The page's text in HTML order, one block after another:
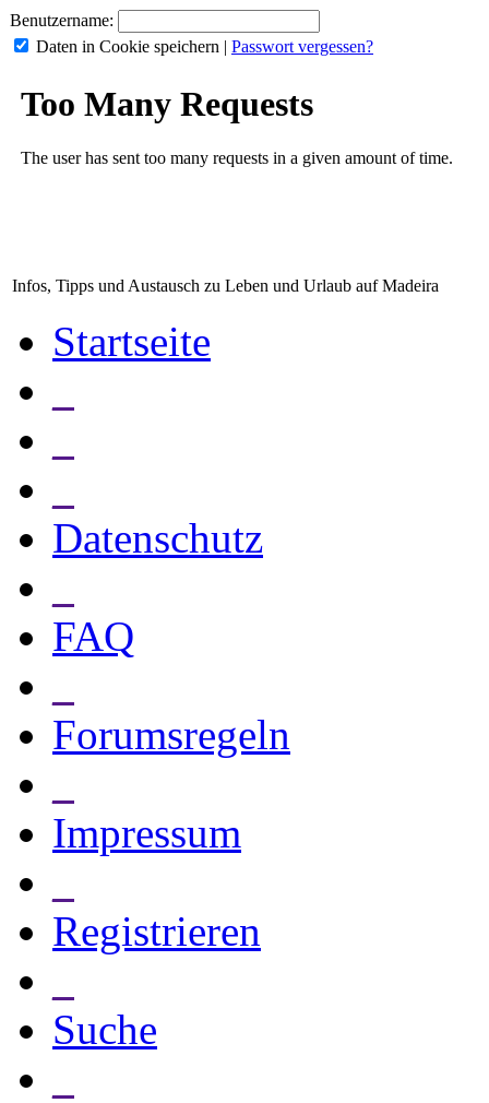
Benutzername:
Daten in Cookie speichern | Passwort vergessen?
Infos, Tipps und Austausch zu Leben und Urlaub auf Madeira
Startseite
Datenschutz
FAQ
Forumsregeln
Impressum
Registrieren
Suche